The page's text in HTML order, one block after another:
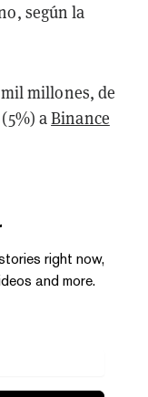
según la
millones, de
aBinance
right now,
and more.